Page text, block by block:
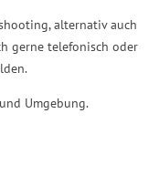
alternativ auch
gerne telefonisch oder
Umgebung.